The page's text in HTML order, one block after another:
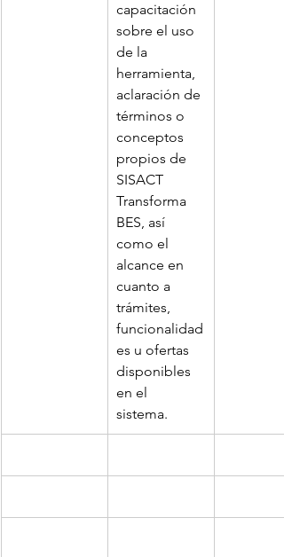
capacitación
sobre el uso
de la
herramienta,
aclaración de
términos o
conceptos
propios de
SISACT
Transforma
BES, así
como el
alcance en
cuanto a
trámites,
funcionalidad
es u ofertas
disponibles
en el
sistema.